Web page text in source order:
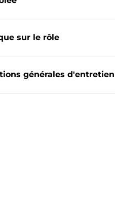
sur le rôle
générales d'entretien